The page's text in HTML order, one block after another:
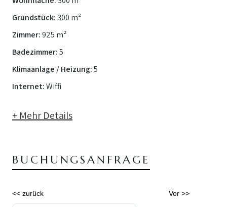
Grundstück: 300 m²
Zimmer:925 m²
Badezimmer:5
Klimaanlage / Heizung:5
Internet:Wiffi
+ Mehr Details
BUCHUNGSANFRAGE